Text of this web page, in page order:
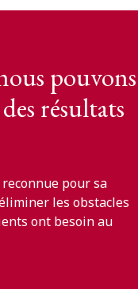
pouvons
résultats
pour sa
les obstacles
ont besoin au